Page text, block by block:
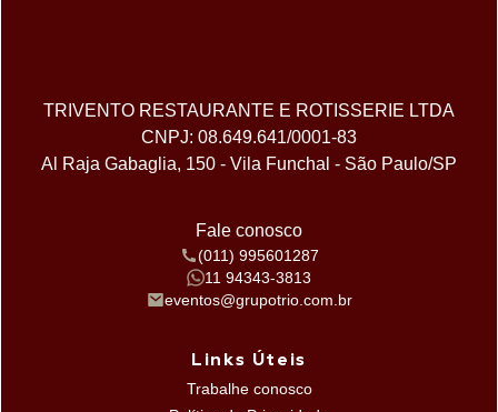
TRIVENTO RESTAURANTE E ROTISSERIE LTDA
CNPJ: 08.649.641/0001-83
Al Raja Gabaglia, 150 - Vila Funchal - São Paulo/SP
Fale conosco
(011) 995601287
11 94343-3813
eventos@grupotrio.com.br
Links Úteis
Trabalhe conosco